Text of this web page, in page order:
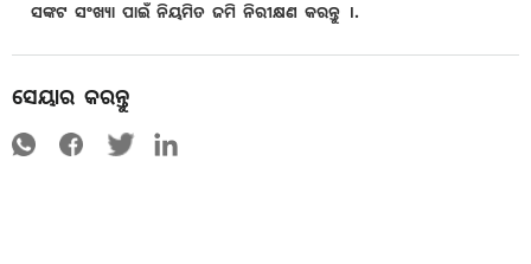
ସଙ୍କଟ ସଂଖ୍ୟା ପାଇଁ ନିୟମିତ ଜମି ନିରୀକ୍ଷଣ କରନ୍ତୁ ।.
ସେୟାର କରନ୍ତୁ